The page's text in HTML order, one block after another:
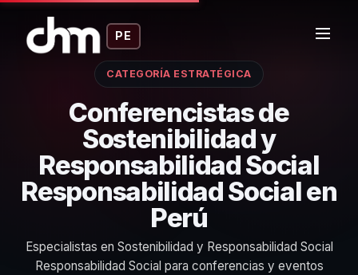
PE
CATEGORÍA ESTRATÉGICA
Conferencistas de
Sostenibilidad y
Responsabilidad Social
Responsabilidad Social en
Perú
Especialistas en Sostenibilidad y Responsabilidad Social
Responsabilidad Social para conferencias y eventos